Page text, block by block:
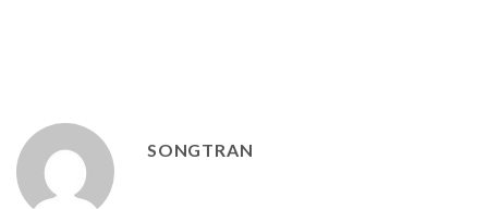
SONGTRAN